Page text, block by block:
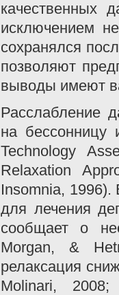
качественных
исключением
сохранялся
позволяют
выводы имеют
Расслабление
на бессонницу
Technology
Relaxation
Insomnia, 1996).
для лечения
сообщает о
Morgan, &
релаксация
Molinari,